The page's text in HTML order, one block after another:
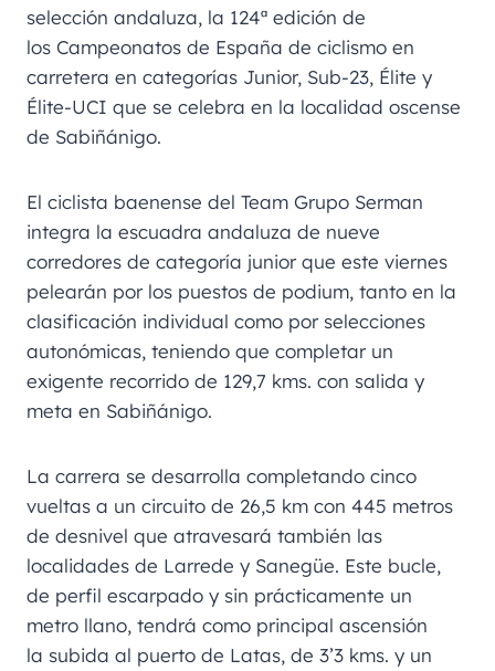
selección andaluza, la 124ª edición de
los Campeonatos de España de ciclismo en
carretera en categorías Junior, Sub-23, Élite y
Élite-UCI que se celebra en la localidad oscense
de Sabiñánigo.
El ciclista baenense del Team Grupo Serman
integra la escuadra andaluza de nueve
corredores de categoría junior que este viernes
pelearán por los puestos de podium, tanto en la
clasificación individual como por selecciones
autonómicas, teniendo que completar un
exigente recorrido de 129,7 kms. con salida y
meta en Sabiñánigo.
La carrera se desarrolla completando cinco
vueltas a un circuito de 26,5 km con 445 metros
de desnivel que atravesará también las
localidades de Larrede y Sanegüe. Este bucle,
de perfil escarpado y sin prácticamente un
metro llano, tendrá como principal ascensión
la subida al puerto de Latas, de 3’3 kms. y un